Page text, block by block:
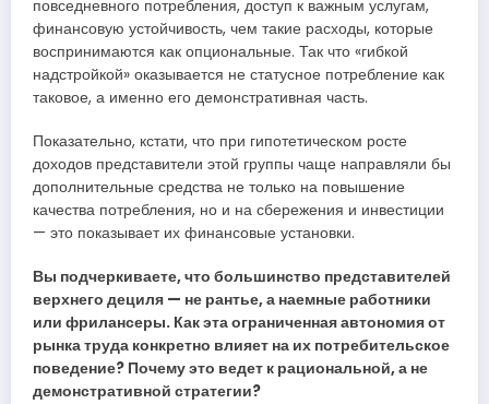
повседневного потребления, доступ к важным услугам,
финансовую устойчивость, чем такие расходы, которые
воспринимаются как опциональные. Так что «гибкой
надстройкой» оказывается не статусное потребление как
таковое, а именно его демонстративная часть.
Показательно, кстати, что при гипотетическом росте
доходов представители этой группы чаще направляли бы
дополнительные средства не только на повышение
качества потребления, но и на сбережения и инвестиции
— это показывает их финансовые установки.
Вы подчеркиваете, что большинство представителей
верхнего дециля — не рантье, а наемные работники
или фрилансеры. Как эта ограниченная автономия от
рынка труда конкретно влияет на их потребительское
поведение? Почему это ведет к рациональной, а не
демонстративной стратегии?